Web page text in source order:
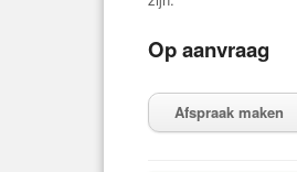
Op aanvraag
Afspraak maken